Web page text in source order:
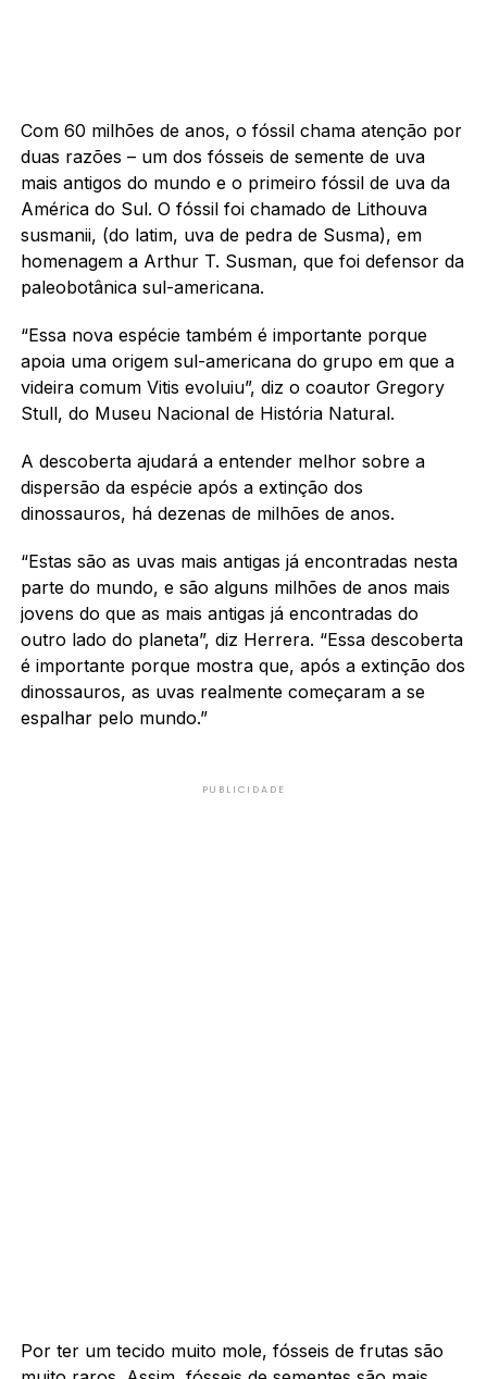
Com 60 milhões de anos, o fóssil chama atenção por
duas razões – um dos fósseis de semente de uva
mais antigos do mundo e o primeiro fóssil de uva da
América do Sul. O fóssil foi chamado de Lithouva
susmanii, (do latim, uva de pedra de Susma), em
homenagem a Arthur T. Susman, que foi defensor da
paleobotânica sul-americana.
“Essa nova espécie também é importante porque
apoia uma origem sul-americana do grupo em que a
videira comum Vitis evoluiu”, diz o coautor Gregory
Stull, do Museu Nacional de História Natural.
A descoberta ajudará a entender melhor sobre a
dispersão da espécie após a extinção dos
dinossauros, há dezenas de milhões de anos.
“Estas são as uvas mais antigas já encontradas nesta
parte do mundo, e são alguns milhões de anos mais
jovens do que as mais antigas já encontradas do
outro lado do planeta”, diz Herrera. “Essa descoberta
é importante porque mostra que, após a extinção dos
dinossauros, as uvas realmente começaram a se
espalhar pelo mundo.”
PUBLICIDADE
Por ter um tecido muito mole, fósseis de frutas são